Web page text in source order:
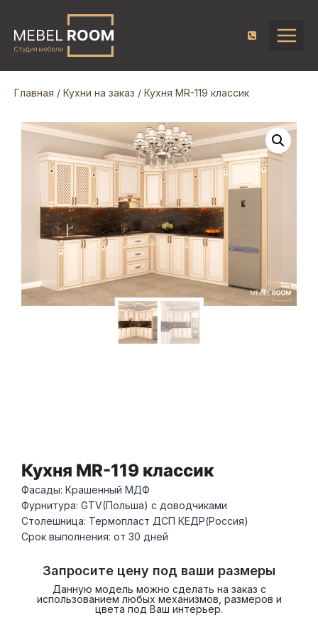
Главная / Кухни на заказ / Кухня MR-119 классик
Кухня MR-119 классик
Фасады: Крашенный МДФ
Фурнитура: GTV(Польша) с доводчиками
Столешница: Термопласт ДСП КЕДР(Россия)
Срок выполнения: от 30 дней
Запросите цену под ваши размеры
Данную модель можно сделать на заказ с
использованием любых механизмов, размеров и
цвета под Ваш интерьер.